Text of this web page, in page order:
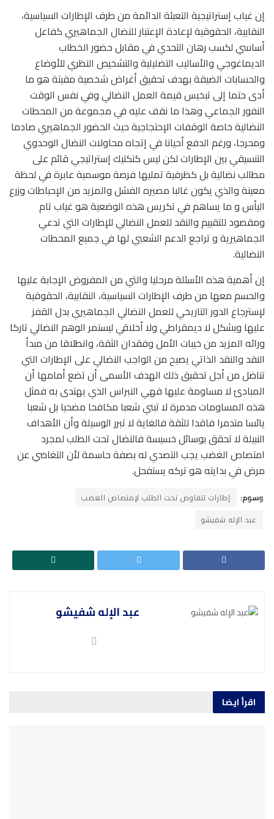
إن غياب إستراتيجية التعبئة الدائمة من طرف الإطارات السياسية،
النقابية، الحقوقية لإعادة الإعتبار للنضال الجماهيري كفاعل
أساسي لكسب رهان التحدي في مقابل حضور الخطاب
الديماغوجي والأساليب التضليلية والتشخيص النظري للأوضاع
والحسابات الضيقة بهدف تحقيق أغراض شخصية مقيتة هو ما
أدى حتما إلى تبخيس قيمة العمل النضالي وفي نفس الوقت
النفور الجماعي وهذا ما نقف عليه في مجموعة من المحطات
النضالية خاصة الوقفات الإحتجاجية حيث الحضور الجماهيري صادما
ومحرجا، ورغم الدفع أحيانا في إتجاه محاولات النضال الوحدوي
التنسيقي بين الإطارات لكن ليس كتكتيك إستراتيجي قائم على
مطالب نضالية بل كظرفية تمليها فرصة موسمية عابرة في لحظة
معينة والذي يكون غالبا مصيره الفشل والمزيد من الإحباطات وزرع
اليأس و ما يساهم في تكريس هذه الوضعية هو غياب تام
ومقصود للتقييم والنقد للعمل النضالي للإطارات التي تدعي
الجماهيرية و تراجع الدعم الشعبي لها في جميع المحطات
النضالية.
إن أهمية هذه الأسئلة مرحليا والتي من المفروض الإجابة عليها
والحسم معها من طرف الإطارات السياسية، النقابية، الحقوقية
لإسترجاع الدور التاريخي للعمل النضالي الجماهيري بدل القفز
عليها وبشكل لا ديمقراطي ولا أخلاقي ليستمر الوهم النضالي تاركا
ورائه المزيد من خيبات الأمل وفقدان الثقة، وانطلاقا من مبدأ
النقد والنقد الذاتي يصبح من الواجب النضالي على الإطارات التي
تناضل من أجل تحقيق ذلك الهدف الأسمى أن تضع أمامها أن
المبادئ لا مساومة عليها فهي النبراس الذي يهتدى به فمثل
هذه المساومات مدمرة لا تبني شعبا مكافحا مضحيا بل شعبا
يائسا متدمرا فاقدا للثقة فالغاية لا تبرر الوسيلة وأن الأهداف
النبيلة لا تحقق بوسائل خسيسة فالنضال تحت الطلب لمجرد
امتصاص الغضب يجب التصدي له بصفة حاسمة لأن التغاضي عن
مرض في بدايته هو تركه يستفحل.
وسوم:
إطارات تتفاوض تحت الطلب لإمتصاص الغضب
عبد الإله شفيشو
عبد الإله شفيشو
اقرأ ايضا